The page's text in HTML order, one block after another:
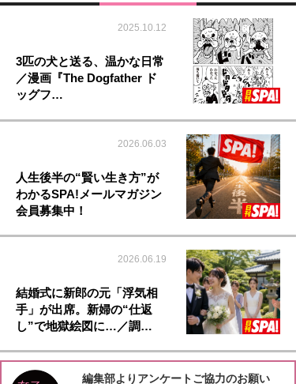
2025.10.12
3匹の犬と送る、温かな日常
／漫画『The Dogfather ド
ッグフ…
2026.06.03
人生後半の“賢い生き方”が
わかるSPA!メールマガジン
会員募集中！
2026.06.19
結婚式に新郎の元「浮気相
手」が出席。新婦の“仕返
し”で地獄絵図に…／調…